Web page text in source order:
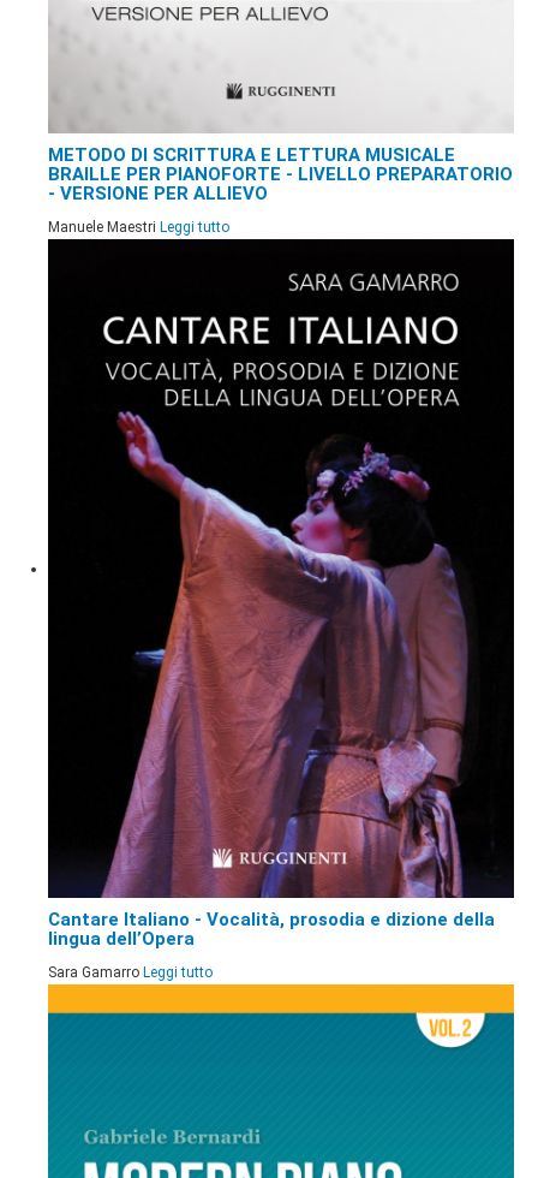
METODO DI SCRITTURA E LETTURA MUSICALE
BRAILLE PER PIANOFORTE - LIVELLO PREPARATORIO
- VERSIONE PER ALLIEVO
Manuele Maestri Leggi tutto
Cantare Italiano - Vocalità, prosodia e dizione della
lingua dell’Opera
Sara Gamarro Leggi tutto